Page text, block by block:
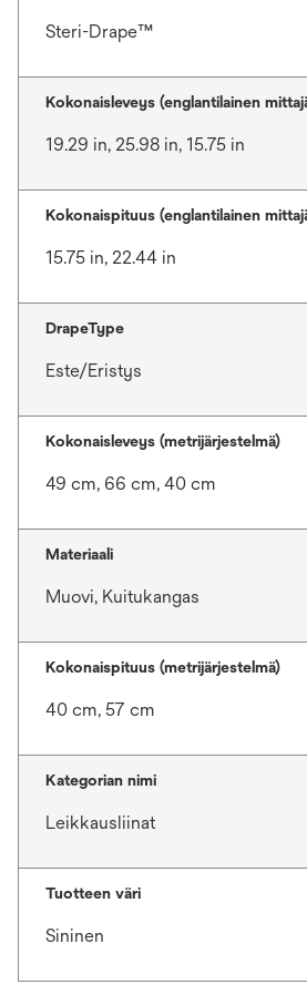
Steri-Drape™
Kokonaisleveys (englantilainen
19.29 in, 25.98 in, 15.75 in
Kokonaispituus (englantilainen
15.75 in, 22.44 in
DrapeType
Este/Eristys
Kokonaisleveys (metrijärjestelmä)
49 cm, 66 cm, 40 cm
Materiaali
Muovi, Kuitukangas
Kokonaispituus (metrijärjestelmä)
40 cm, 57 cm
Kategorian nimi
Leikkausliinat
Tuotteen väri
Sininen